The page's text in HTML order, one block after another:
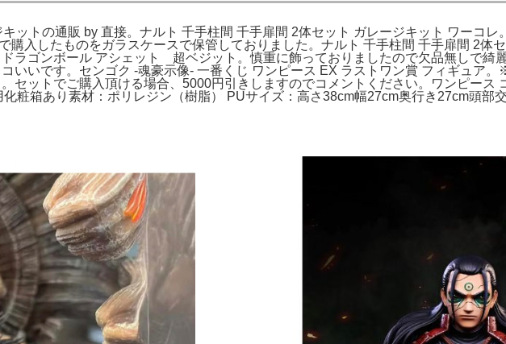
ットの通販 by 直接。ナルト 千手柱間 千手扉間 2体セット ガレージキット ワーコ
購入したものをガラスケースで保管しておりました。ナルト 千手柱間 千手扉間 2体
ラゴンボール アシェット 超ベジット。慎重に飾っておりましたので欠品無しで綺
いいです。センゴク -魂豪示像- 一番くじ ワンピース EX ラストワン賞 フィギュア
ットでご購入頂ける場合、5000円引きしますのでコメントください。ワンピース
粧箱あり素材：ポリレジン（樹脂） PUサイズ：高さ38cm幅27cm奥行き27cm頭部